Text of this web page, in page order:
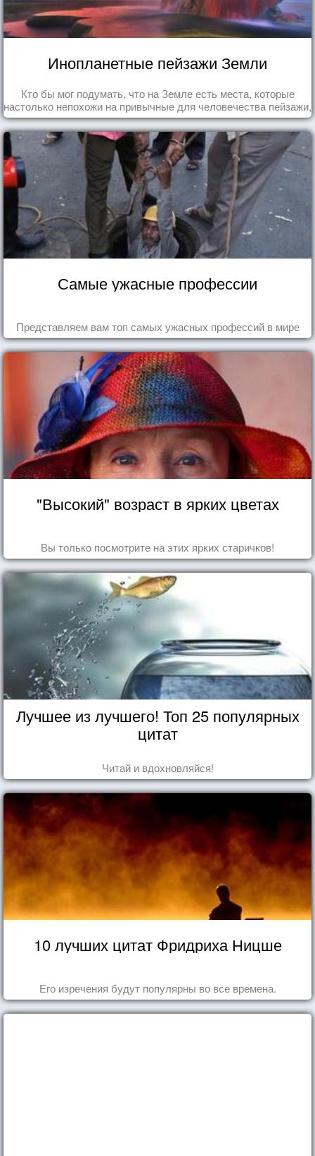
Инопланетные пейзажи Земли
Кто бы мог подумать, что на Земле есть места, которые
настолько непохожи на привычные для человечества пейзажи,
что кажутся и вовсе инопланетными!
Самые ужасные профессии
Представляем вам топ самых ужасных профессий в мире
"Высокий" возраст в ярких цветах
Вы только посмотрите на этих ярких старичков!
Лучшее из лучшего! Топ 25 популярных
цитат
Читай и вдохновляйся!
10 лучших цитат Фридриха Ницше
Его изречения будут популярны во все времена.